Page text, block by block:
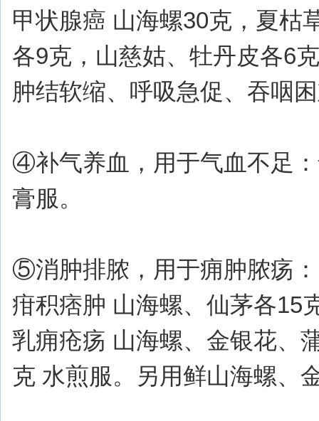
甲状腺癌 山海螺30克，夏枯
各9克，山慈姑、牡丹皮各6
肿结软缩、呼吸急促、吞咽
④补气养血，用于气血不足
膏服。
⑤消肿排脓，用于痈肿脓疡：
疳积痞肿 山海螺、仙茅各15
乳痈疮疡 山海螺、金银花、
克 水煎服。另用鲜山海螺、